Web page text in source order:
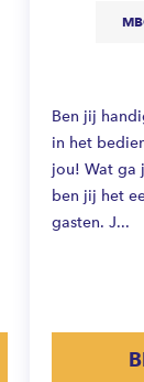
Ben jij
in het
jou! Wat ga
ben jij het
gasten. J...